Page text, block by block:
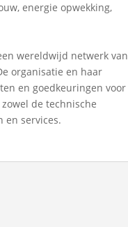
energie opwekking,
wereldwijd netwerk van
organisatie en haar
en goedkeuringen voor
de technische
en services.